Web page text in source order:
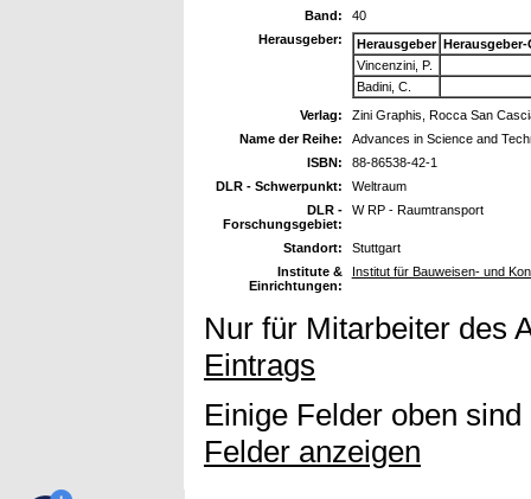
Band:
40
Herausgeber:
Herausgeber Herausgeber-
Vincenzini, P.
Badini, C.
Verlag:
Zini Graphis, Rocca San
Name der Reihe:
Advances in Science and
ISBN:
88-86538-42-1
DLR - Schwerpunkt:
Weltraum
DLR -
Forschungsgebiet:
W RP - Raumtransport
Standort:
Stuttgart
Institute &
Einrichtungen:
Institut für Bauweisen- und
Nur für Mitarbeiter des
Eintrags
Einige Felder oben
Felder anzeigen